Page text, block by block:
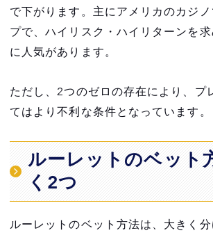
で下がります。主にアメリカのカジ
プで、ハイリスク・ハイリターンを
に人気があります。
ただし、2つのゼロの存在により、プ
てはより不利な条件となっています。
ルーレットのベット
く2つ
ルーレットのベット方法は、大きく